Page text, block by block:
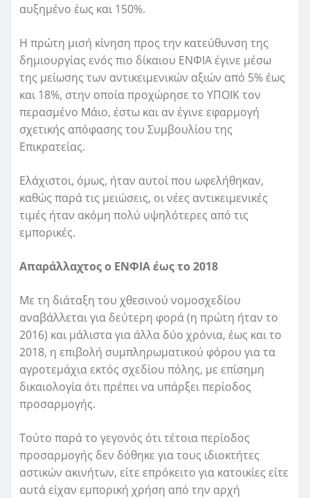
αυξημένο έως και 150%.
Η πρώτη μισή κίνηση προς την κατεύθυνση της
δημιουργίας ενός πιο δίκαιου ΕΝΦΙΑ έγινε μέσω
της μείωσης των αντικειμενικών αξιών από 5% έως
και 18%, στην οποία προχώρησε το ΥΠΟΙΚ τον
περασμένο Μάιο, έστω και αν έγινε εφαρμογή
σχετικής απόφασης του Συμβουλίου της
Επικρατείας.
Ελάχιστοι, όμως, ήταν αυτοί που ωφελήθηκαν,
καθώς παρά τις μειώσεις, οι νέες αντικειμενικές
τιμές ήταν ακόμη πολύ υψηλότερες από τις
εμπορικές.
Απαράλλαχτος ο ΕΝΦΙΑ έως το 2018
Με τη διάταξη του χθεσινού νομοσχεδίου
αναβάλλεται για δεύτερη φορά (η πρώτη ήταν το
2016) και μάλιστα για άλλα δύο χρόνια, έως και το
2018, η επιβολή συμπληρωματικού φόρου για τα
αγροτεμάχια εκτός σχεδίου πόλης, με επίσημη
δικαιολογία ότι πρέπει να υπάρξει περίοδος
προσαρμογής.
Τούτο παρά το γεγονός ότι τέτοια περίοδος
προσαρμογής δεν δόθηκε για τους ιδιοκτήτες
αστικών ακινήτων, είτε επρόκειτο για κατοικίες είτε
αυτά είχαν εμπορική χρήση από την αρχή